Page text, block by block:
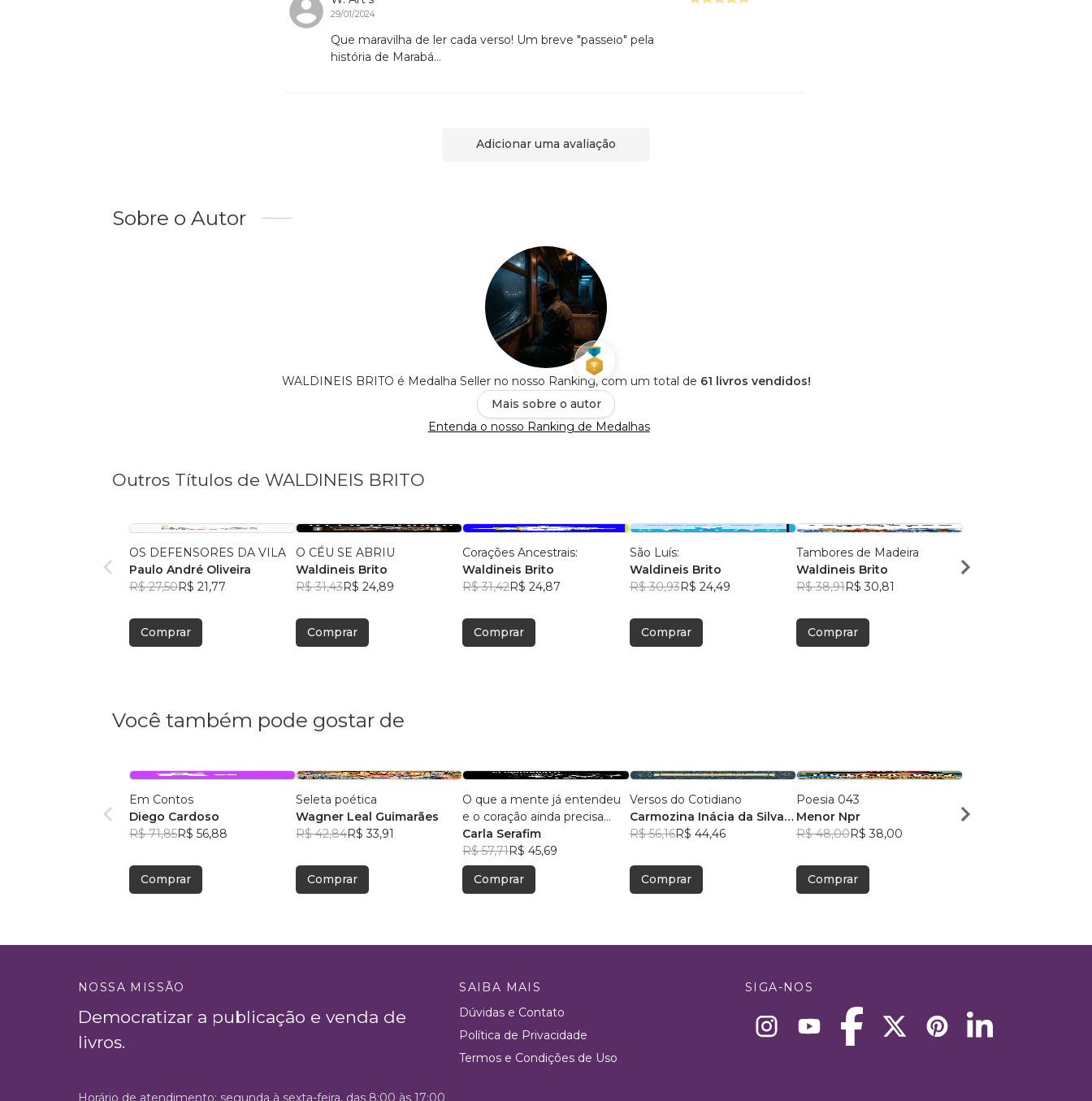
29/01/2024
Que maravilha de ler cada verso! Um breve "passeio" pela
história de Marabá...
Adicionar uma avaliação
Sobre o Autor
WALDINEIS BRITO é Medalha Seller no nosso Ranking, com um total de 61 livros vendidos!
Mais sobre o autor
Entenda o nosso Ranking de Medalhas
Outros Títulos de WALDINEIS BRITO
OS DEFENSORES DA VILA
Paulo André Oliveira
R$ 27,50R$ 21,77
Comprar
O CÉU SE ABRIU
Waldineis Brito
R$ 31,43R$ 24,89
Comprar
Corações Ancestrais:
Waldineis Brito
R$ 31,42R$ 24,87
Comprar
São Luís:
Waldineis Brito
R$ 30,93R$ 24,49
Comprar
Tambores de Madeira
Waldineis Brito
R$ 38,91R$ 30,81
Comprar
Waldineis Brito
Você também pode gostar de
Em Contos
Diego Cardoso
R$ 71,85R$ 56,88
Comprar
Seleta poética
Wagner Leal Guimarães
R$ 42,84R$ 33,91
Comprar
O que a mente já entendeu
e o coração ainda precisa
aceitar
Carla Serafim
R$ 57,71R$ 45,69
Comprar
Versos do Cotidiano
Carmozina Inácia da Silva
Rodrigues
R$ 56,16R$ 44,46
Comprar
Poesia 043
Menor Npr
R$ 48,00R$ 38,00
Comprar
Victor Sousa Silva
NOSSA MISSÃO
Democratizar a publicação e venda de
livros.
SAIBA MAIS
Dúvidas e Contato
Política de Privacidade
Termos e Condições de Uso
SIGA-NOS